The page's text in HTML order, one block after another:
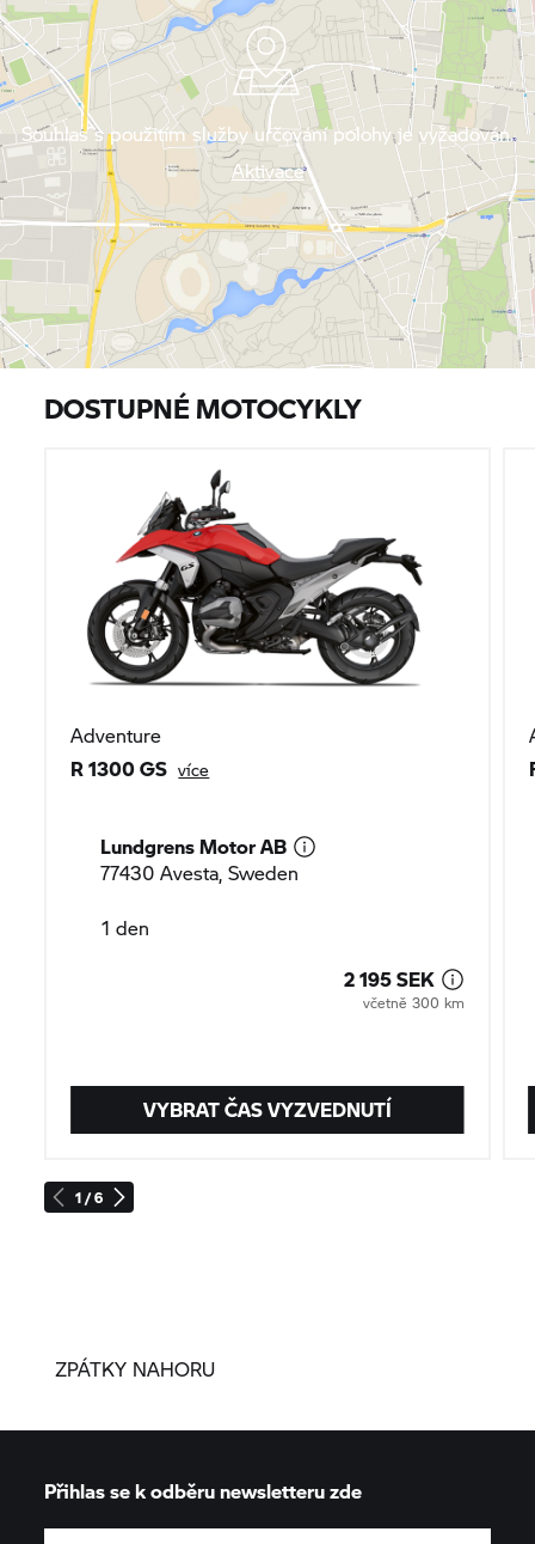
Souhlas s použitím služby určování polohy je vyžadován.
Aktivace
DOSTUPNÉ MOTOCYKLY
1 / 6
VYBRAT ČAS VYZVEDNUTÍ
Adventure
R 1300 GS více
Lundgrens Motor AB
77430 Avesta, Sweden
1 den
2 195 SEK
včetně 300 km
ZPÁTKY NAHORU
Přihlas se k odběru newsletteru zde